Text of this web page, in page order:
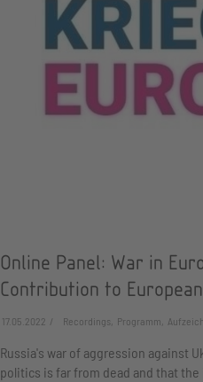
Online Panel: War in
Contribution to
17.05.2022 Recordings, Programm,
Russia's war of aggression against
politics is far from dead and that